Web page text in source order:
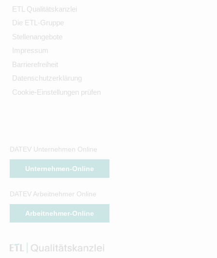
ETL Qualitätskanzlei
Die ETL-Gruppe
Stellenangebote
Impressum
Barrierefreiheit
Datenschutzerklärung
Cookie-Einstellungen prüfen
DATEV Unternehmen Online
Unternehmen-Online
DATEV Arbeitnehmer Online
Arbeitnehmer-Online